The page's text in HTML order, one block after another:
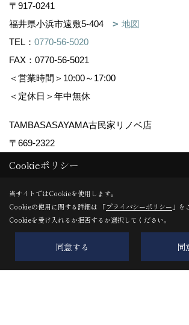
〒917-0241
福井県小浜市遠敷5-404
地図
TEL： 0770-56-5020
FAX：0770-56-5021
＜営業時間＞10:00～17:00
＜定休日＞年中無休
TAMBASASAYAMA古民家リノベ店
〒669-2322
丹波篠山市呉服町59番15(デカンショ通)
FAX：0795-74-3211
＜営業時間＞10:00～16:00
＜定休日＞不定休
Cookieポリシー
当サイトではCookieを使用します。
Cookieの使用に関する詳細は 「プライバシーポリシー 」を
Cookieを受け入れるか拒否するか選択してください。
同意する 同